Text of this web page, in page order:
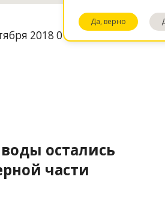
Да, верно
2018 01:49
остались
части